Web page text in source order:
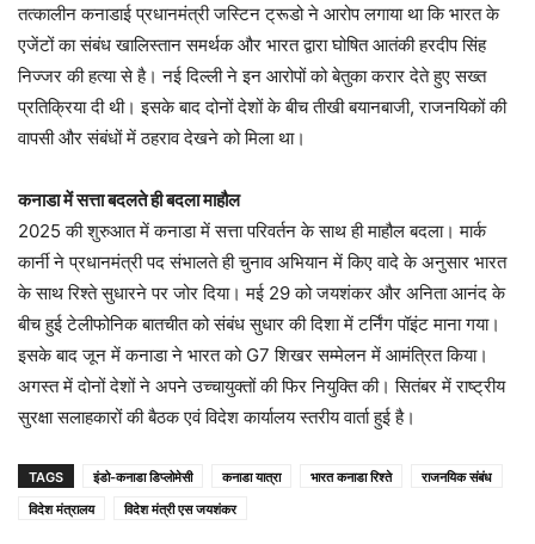
तत्कालीन कनाडाई प्रधानमंत्री जस्टिन ट्रूडो ने आरोप लगाया था कि भारत के
एजेंटों का संबंध खालिस्तान समर्थक और भारत द्वारा घोषित आतंकी हरदीप सिंह
निज्जर की हत्या से है। नई दिल्ली ने इन आरोपों को बेतुका करार देते हुए सख्त
प्रतिक्रिया दी थी। इसके बाद दोनों देशों के बीच तीखी बयानबाजी, राजनयिकों की
वापसी और संबंधों में ठहराव देखने को मिला था।
कनाडा में सत्ता बदलते ही बदला माहौल
2025 की शुरुआत में कनाडा में सत्ता परिवर्तन के साथ ही माहौल बदला। मार्क
कार्नी ने प्रधानमंत्री पद संभालते ही चुनाव अभियान में किए वादे के अनुसार भारत
के साथ रिश्ते सुधारने पर जोर दिया। मई 29 को जयशंकर और अनिता आनंद के
बीच हुई टेलीफोनिक बातचीत को संबंध सुधार की दिशा में टर्निंग पॉइंट माना गया।
इसके बाद जून में कनाडा ने भारत को G7 शिखर सम्मेलन में आमंत्रित किया।
अगस्त में दोनों देशों ने अपने उच्चायुक्तों की फिर नियुक्ति की। सितंबर में राष्ट्रीय
सुरक्षा सलाहकारों की बैठक एवं विदेश कार्यालय स्तरीय वार्ता हुई है।
TAGS इंडो-कनाडा डिप्लोमेसी कनाडा यात्रा भारत कनाडा रिश्ते
राजनयिक संबंध
विदेश मंत्रालय
विदेश मंत्री एस जयशंकर